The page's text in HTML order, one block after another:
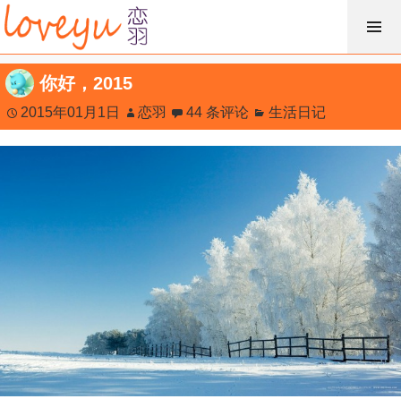
跳
过
内
容
你好，2015
2015年01月1日 恋羽 44 条评论 生活日记